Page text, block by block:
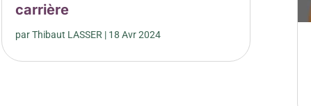
carrière
parThibaut LASSER | 18 Avr 2024